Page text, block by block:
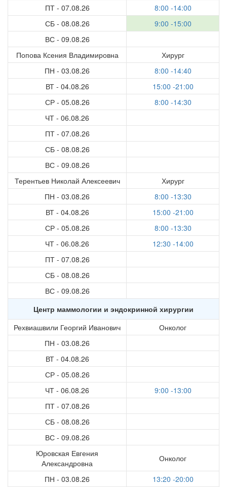
ПТ - 07.08.26
8:00 -14:00
СБ - 08.08.26
9:00 -15:00
ВС - 09.08.26
Попова Ксения Владимировна
Хирург
ПН - 03.08.26
8:00 -14:40
ВТ - 04.08.26
15:00 -21:00
СР - 05.08.26
8:00 -14:30
ЧТ - 06.08.26
ПТ - 07.08.26
СБ - 08.08.26
ВС - 09.08.26
Терентьев Николай Алексеевич
Хирург
ПН - 03.08.26
8:00 -13:30
ВТ - 04.08.26
15:00 -21:00
СР - 05.08.26
8:00 -13:30
ЧТ - 06.08.26
12:30 -14:00
ПТ - 07.08.26
СБ - 08.08.26
ВС - 09.08.26
Центр маммологии и эндокринной хирургии
Рехвиашвили Георгий Иванович
Онколог
ПН - 03.08.26
ВТ - 04.08.26
СР - 05.08.26
ЧТ - 06.08.26
9:00 -13:00
ПТ - 07.08.26
СБ - 08.08.26
ВС - 09.08.26
Юровская Евгения
Александровна
Онколог
ПН - 03.08.26 13:20 -20:00